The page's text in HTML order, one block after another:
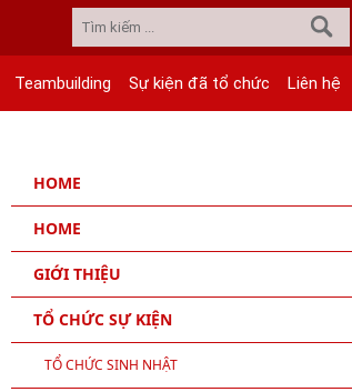
Teambuilding Sự kiện đã tổ chức Liên hệ
HOME
HOME
GIỚI THIỆU
TỔ CHỨC SỰ KIỆN
TỔ CHỨC SINH NHẬT